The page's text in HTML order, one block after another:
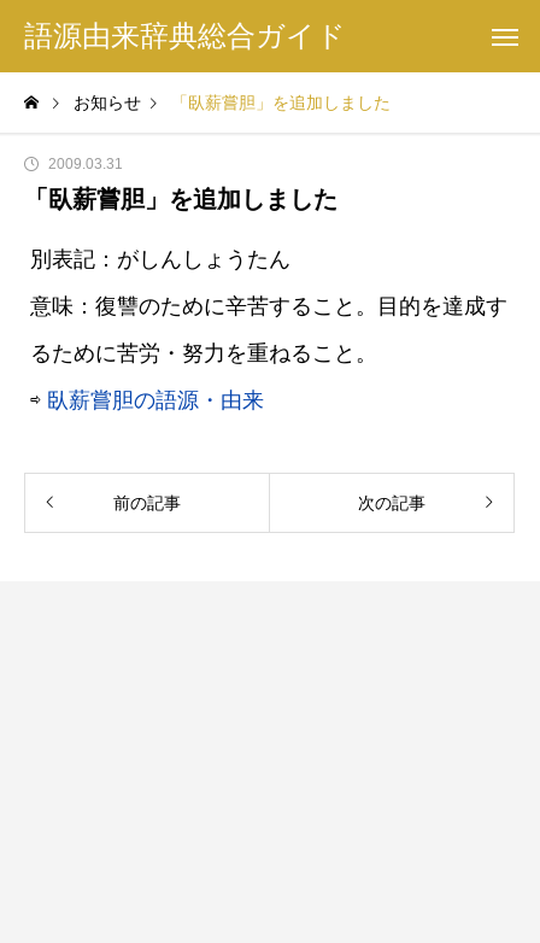
語源由来辞典総合ガイド
お知らせ 「臥薪嘗胆」を追加しました
2009.03.31
「臥薪嘗胆」を追加しました
別表記：がしんしょうたん
意味：復讐のために辛苦すること。目的を達成す
るために苦労・努力を重ねること。
⇨ 臥薪嘗胆の語源・由来
前の記事 次の記事